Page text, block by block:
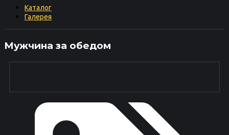
Каталог
Галерея
Мужчина за обедом